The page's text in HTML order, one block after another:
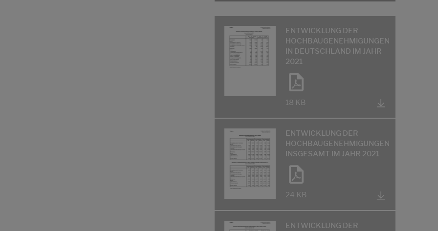
ENTWICKLUNG DER
HOCHBAUGENEHMIGUNGEN
IN DEUTSCHLAND IM JAHR
2021
18 KB
ENTWICKLUNG DER
HOCHBAUGENEHMIGUNGEN
INSGESAMT IM JAHR 2021
24 KB
ENTWICKLUNG DER